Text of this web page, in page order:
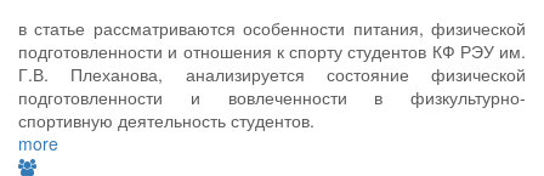
в статье рассматриваются особенности питания, физической
подготовленности и отношения к спорту студентов КФ РЭУ им.
Г.В. Плеханова, анализируется состояние физической
подготовленности и вовлеченности в физкультурно-
спортивную деятельность студентов.
more